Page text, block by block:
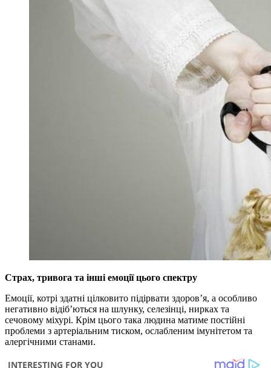
Страх, тривога та інші емоції цього спектру
Емоції, котрі здатні цілковито підірвати здоров’я, а особливо
негативно відіб’ються на шлунку, селезінці, нирках та
сечовому міхурі. Крім цього така людина матиме постійні
проблеми з артеріальним тиском, ослабленим імунітетом та
алергічними станами.